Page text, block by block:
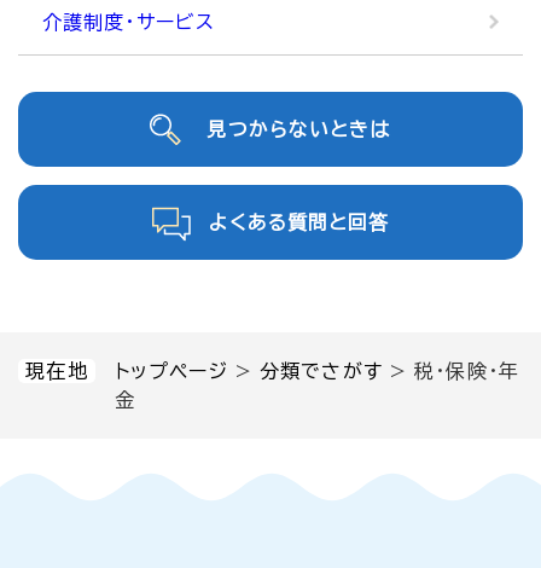
現在地 トップページ >分類でさがす >税・保険・年
金
介護制度・サービス
見つからないときは
よくある質問と回答